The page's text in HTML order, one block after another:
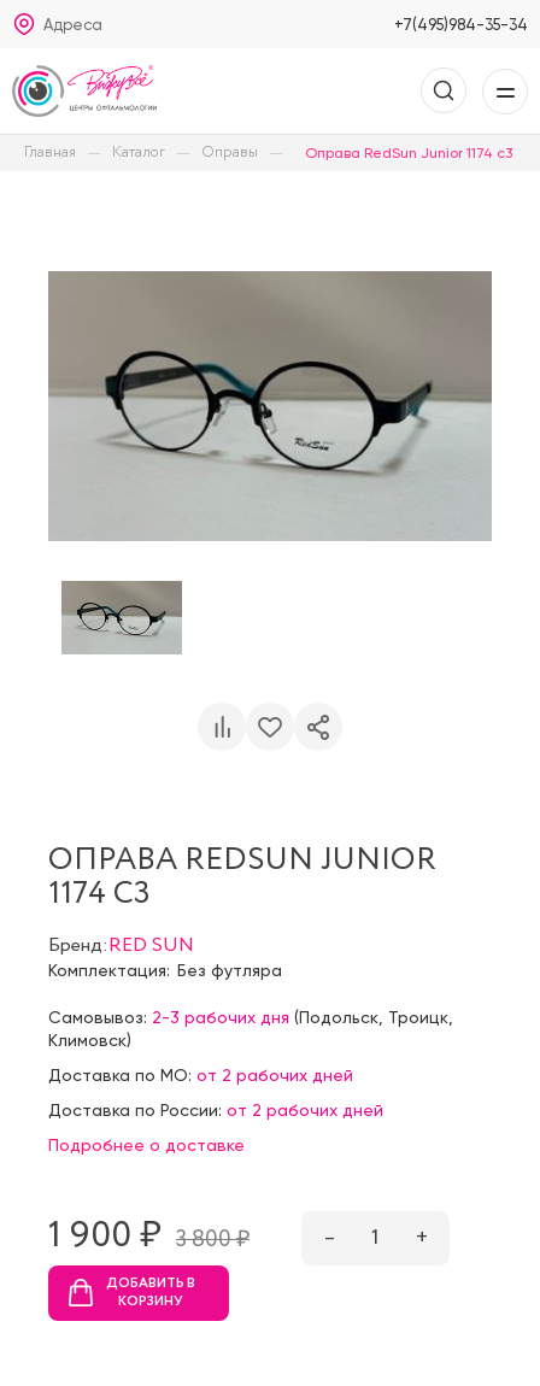
Адреса +7(495)984-35-34
Главная Каталог Оправы Оправа RedSun Junior 1174 с3
ОПРАВА REDSUN JUNIOR
1174 С3
Бренд:RED SUN
Комплектация: Без футляра
Самовывоз: 2-3 рабочих дня (Подольск Троицк
Климовск)
Доставка по МО: от 2 рабочих дней
Доставка по России: от 2 рабочих дней
Подробнее о доставке
1 900 ₷ 3 800 ₷ – 1 +
ДОБАВИТЬ В
КОРЗИНУ